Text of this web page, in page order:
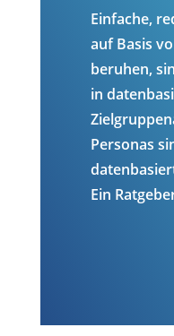
Einfache,
auf Basis
beruhen,
in
Personas
Ein